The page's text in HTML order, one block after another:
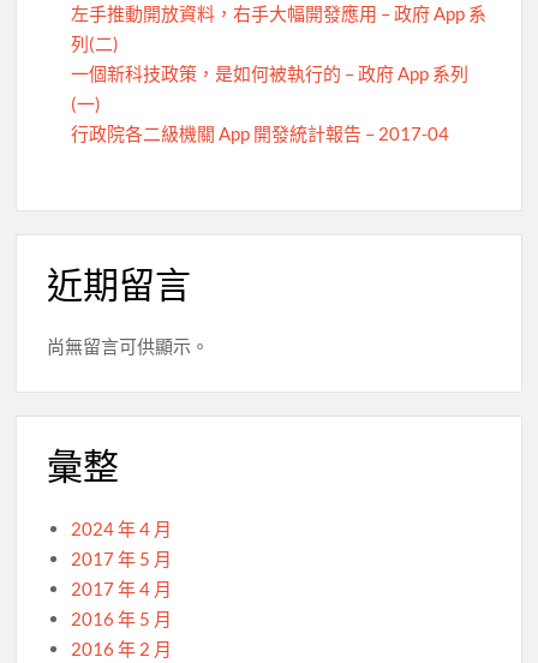
左手推動開放資料，右手大幅開發應用 – 政府 App 系
列(二)
一個新科技政策，是如何被執行的 – 政府 App 系列
(一)
行政院各二級機關 App 開發統計報告 – 2017-04
近期留言
尚無留言可供顯示。
彙整
2024 年 4 月
2017 年 5 月
2017 年 4 月
2016 年 5 月
2016 年 2 月